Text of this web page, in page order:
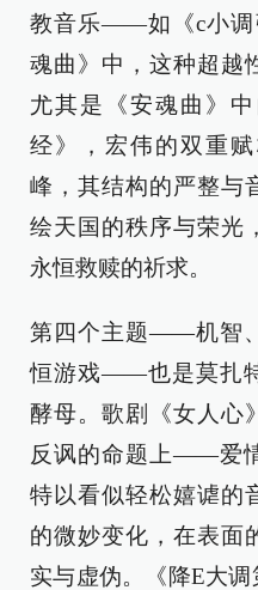
教音乐——如《c小调
魂曲》中，这种超越
尤其是《安魂曲》
经》，宏伟的双重
峰，其结构的严整与
绘天国的秩序与荣光
永恒救赎的祈求。
第四个主题——机智
恒游戏——也是莫扎
酵母。歌剧《女人心
反讽的命题上——爱
特以看似轻松嬉谑的
的微妙变化，在表面
实与虚伪。《降E大